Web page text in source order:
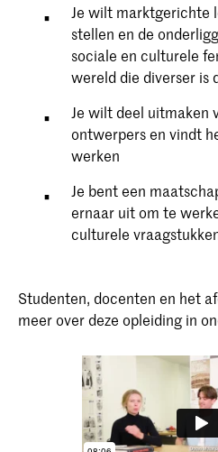
Je wilt marktgerichte
stellen en de
sociale en culturele
wereld die diverser is
Je wilt deel uitmaken
ontwerpers en vindt
werken
Je bent een
ernaar uit om te
culturele
Studenten, docenten en het
meer over deze opleiding in